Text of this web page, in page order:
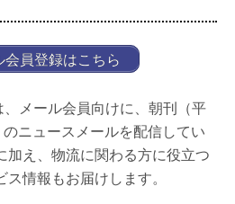
会員登録はこちら
、メール会員向けに、朝刊（平
ニュースメールを配信してい
加え、物流に関わる方に役立つ
情報もお届けします。